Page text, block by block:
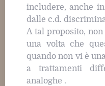
includere, anche
dalle c.d.
A tal proposito,
una volta che
quando non vi è
a trattamenti
analoghe .